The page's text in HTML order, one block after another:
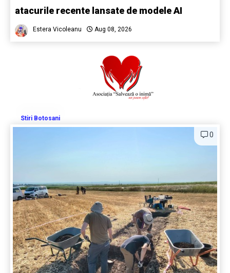
atacurile recente lansate de modele AI
Estera Vicoleanu Aug 08, 2026
Stiri Botosani
0